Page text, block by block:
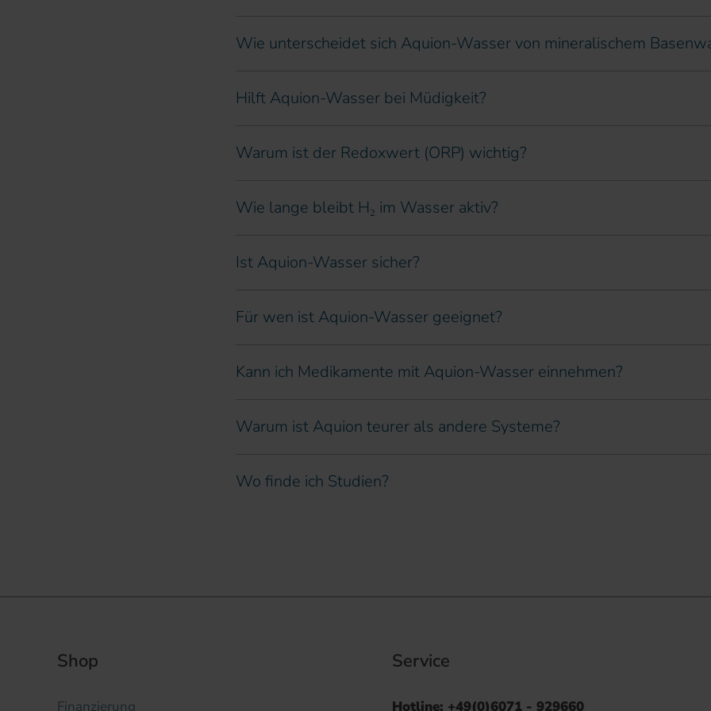
Wie unterscheidet sich Aquion-Wasser von mineralischem
Hilft Aquion-Wasser bei Müdigkeit?
Warum ist der Redoxwert (ORP) wichtig?
Wie lange bleibt H₂ im Wasser aktiv?
Ist Aquion-Wasser sicher?
Für wen ist Aquion-Wasser geeignet?
Kann ich Medikamente mit Aquion-Wasser einnehmen?
Warum ist Aquion teurer als andere Systeme?
Wo finde ich Studien?
Shop
Finanzierung
Service
Hotline: +49(0)6071 - 929660